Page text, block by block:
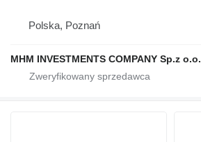
Polska, Poznań
MHM INVESTMENTS COMPANY Sp.z o.o.